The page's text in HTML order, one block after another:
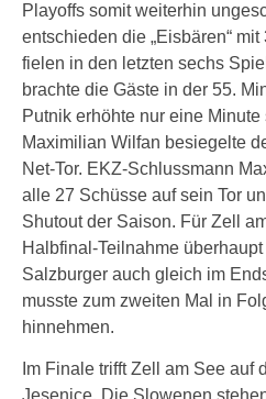
Playoffs somit weiterhin
entschieden die „Eisbären“
fielen in den letzten sechs
brachte die Gäste in der 55.
Putnik erhöhte nur eine Minute
Maximilian Wilfan besiegelte
Net-Tor. EKZ-Schlussmann
alle 27 Schüsse auf sein Tor
Shutout der Saison. Für Zell
Halbfinal-Teilnahme
Salzburger auch gleich im
musste zum zweiten Mal in
hinnehmen.
Im Finale trifft Zell am See auf
Jesenice. Die Slowenen